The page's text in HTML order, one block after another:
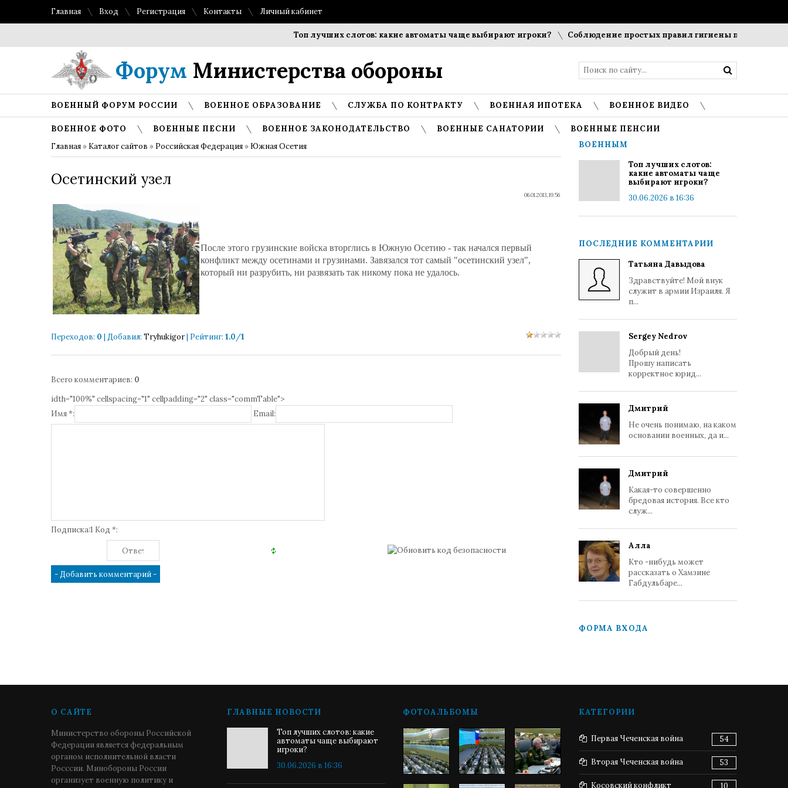
Главная Вход Регистрация Контакты Личный кабинет
Топ лучших слотов: какие автоматы чаще выбирают игроки? Соблюдение простых правил гигиены помогает
Форум Министерства обороны
ВОЕННЫЙ ФОРУМ РОССИИ ВОЕННОЕ ОБРАЗОВАНИЕ СЛУЖБА ПО КОНТРАКТУ ВОЕННАЯ ИПОТЕКА ВОЕННОЕ ВИДЕО
ВОЕННОЕ ФОТО ВОЕННЫЕ ПЕСНИ ВОЕННОЕ ЗАКОНОДАТЕЛЬСТВО ВОЕННЫЕ САНАТОРИИ
ВОЕННЫЕ ПЕНСИИ
Главная » Каталог сайтов » Российская Федерация » Южная Осетия
Осетинский узел
06.01.2013, 19:56
После этого грузинские войска вторглись в Южную Осетию - так начался первый
конфликт между осетинами и грузинами. Завязался тот самый "осетинский узел",
который ни разрубить, ни развязать так никому пока не удалось.
Переходов: 0 | Добавил: Tryhukigor| Рейтинг: 1.0/1
Всего комментариев: 0
idth="100%" cellspacing="1" cellpadding="2" class="commTable">
Имя *:
Email:
Подписка:1 Код *:
ВОЕННЫМ
Топ лучших слотов:
какие автоматы чаще
выбирают игроки?
30.06.2026 в 16:36
ПОСЛЕДНИЕ КОММЕНТАРИИ
Татьяна Давыдова
Здравствуйте! Мой внук
служит в армии Израиля. Я
п...
Sergey Nedrov
Добрый день!
Прошу написать
корректное юрид...
Дмитрий
Не очень понимаю, на каком
основании военных, да и...
Дмитрий
Какая-то совершенно
бредовая история. Все кто
служ...
Алла
Кто -нибудь может
рассказать о Хамзине
Габдульбаре...
ФОРМА ВХОДА
О САЙТЕ
Министерство обороны Российской
Федерации является федеральным
органом исполнительной власти
Росссии. Минобороны России
организует военную политику и
ГЛАВНЫЕ НОВОСТИ
Топ лучших слотов: какие
автоматы чаще выбирают
игроки?
30.06.2026 в 16:36
ФОТОАЛЬБОМЫ КАТЕГОРИИ
Первая Чеченская война 54
Вторая Чеченская война 53
Косовский конфликт 10